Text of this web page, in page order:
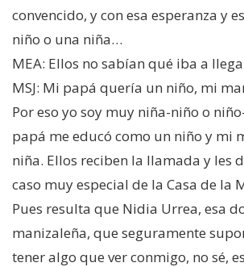
convencido, y con esa esperanza y
niño o una niña…
MEA: Ellos no sabían qué iba a
MSJ: Mi papá quería un niño, mi
Por eso yo soy muy niña-niño o
papá me educó como un niño y mi
niña. Ellos reciben la llamada y les
caso muy especial de la Casa de la
Pues resulta que Nidia Urrea, esa
manizaleña, que seguramente
tener algo que ver conmigo, no sé,